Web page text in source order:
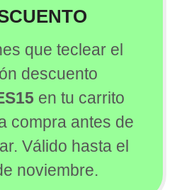
que teclear el
descuento
en tu carrito
compra antes de
Válido hasta el
noviembre.